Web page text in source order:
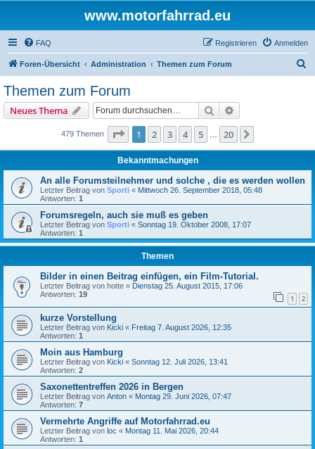
www.motorfahrrad.eu
FAQ Anmelden
Registrieren
Foren-Übersicht Administration Themen zum Forum
Themen zum Forum
Neues Thema Suche
479 Themen Seite 1von 20
1 2 3 4 5 20
Bekanntmachungen
An alle Forumsteilnehmer und solche , die es werden wollen
Letzter Beitrag von Sporti « Mittwoch 26. September 2018, 05:48
Antworten: 1
Forumsregeln, auch sie muß es geben
Letzter Beitrag von Sporti « Sonntag 19. Oktober 2008, 17:07
Antworten: 1
Themen
Bilder in einen Beitrag einfügen, ein Film-Tutorial.
Letzter Beitrag von hotte « Dienstag 25. August 2015, 17:06
Antworten: 19 1 2
kurze Vorstellung
Letzter Beitrag von Kicki « Freitag 7. August 2026, 12:35
Antworten: 1
Moin aus Hamburg
Letzter Beitrag von Kicki « Sonntag 12. Juli 2026, 13:41
Antworten: 2
Saxonettentreffen 2026 in Bergen
Letzter Beitrag von Anton « Montag 29. Juni 2026, 07:47
Antworten: 7
Vermehrte Angriffe auf Motorfahrrad.eu
Letzter Beitrag von loc « Montag 11. Mai 2026, 20:44
Antworten: 1